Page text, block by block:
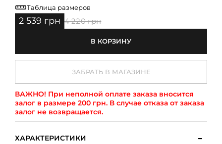
Таблица размеров
2 539 грн 4 220 грн
В КОРЗИНУ
ЗАБРАТЬ В МАГАЗИНЕ
ВАЖНО! При неполной оплате заказа вносится
залог в размере 200 грн. В случае отказа от заказа
залог не возвращается.
ХАРАКТЕРИСТИКИ